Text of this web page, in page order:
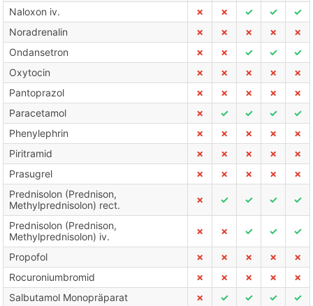
Naloxon iv.
✗ ✗ ✓ ✓
✓
Noradrenalin
✗ ✗ ✗ ✗
✗
Ondansetron
✗ ✗ ✓ ✓
✓
Oxytocin
✗ ✗ ✗ ✗
✗
Pantoprazol
✗ ✗ ✗ ✗
✗
Paracetamol
✗ ✓ ✓ ✓
✓
Phenylephrin
✗ ✗ ✗ ✗
✗
Piritramid
✗ ✗ ✗ ✗
✗
Prasugrel
✗ ✗ ✗ ✗
✗
Prednisolon (Prednison,
Methylprednisolon) rect.
✗ ✓ ✓ ✓ ✓
Prednisolon (Prednison,
Methylprednisolon) iv.
✗ ✗ ✓ ✓ ✓
Propofol ✗ ✗ ✗ ✗
✗
Rocuroniumbromid
✗ ✗ ✗ ✗
✗
Salbutamol Monopräparat
✗ ✓ ✓ ✓
✓